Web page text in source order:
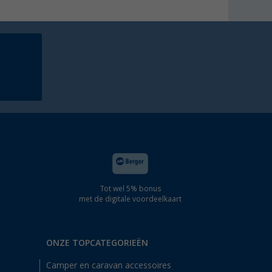
Tot wel 5% bonus
met de digitale voordeelkaart
ONZE TOPCATEGORIEËN
Camper en caravan accessoires